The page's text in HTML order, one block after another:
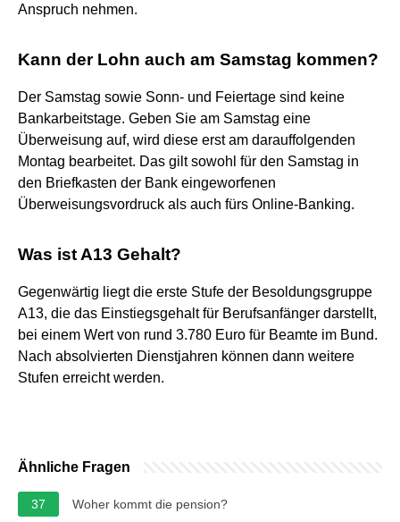
Anspruch nehmen.
Kann der Lohn auch am Samstag kommen?
Der Samstag sowie Sonn- und Feiertage sind keine
Bankarbeitstage. Geben Sie am Samstag eine
Überweisung auf, wird diese erst am darauffolgenden
Montag bearbeitet. Das gilt sowohl für den Samstag in
den Briefkasten der Bank eingeworfenen
Überweisungsvordruck als auch fürs Online-Banking.
Was ist A13 Gehalt?
Gegenwärtig liegt die erste Stufe der Besoldungsgruppe
A13, die das Einstiegsgehalt für Berufsanfänger darstellt,
bei einem Wert von rund 3.780 Euro für Beamte im Bund.
Nach absolvierten Dienstjahren können dann weitere
Stufen erreicht werden.
Ähnliche Fragen
37 Woher kommt die pension?